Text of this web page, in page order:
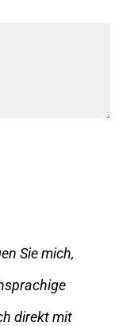
Sie mich,
direkt mit